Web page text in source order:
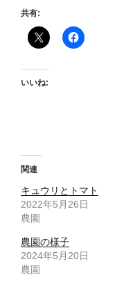
共有:
いいね:
関連
キュウリとトマト
2022年5月26日
農園
農園の様子
2024年5月20日
農園